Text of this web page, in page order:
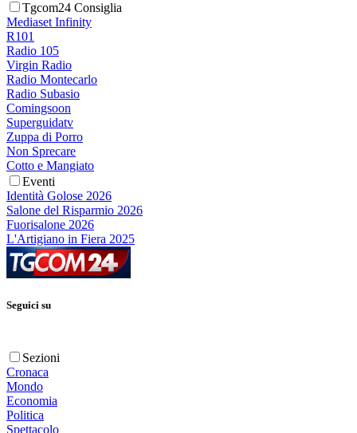
Tgcom24 Consiglia
Mediaset Infinity
R101
Radio 105
Virgin Radio
Radio Montecarlo
Radio Subasio
Comingsoon
Superguidatv
Zuppa di Porro
Non Sprecare
Cotto e Mangiato
Eventi
Identità Golose 2026
Salone del Risparmio 2026
Fuorisalone 2026
L'Artigiano in Fiera 2025
Seguici su
Sezioni
Cronaca
Mondo
Economia
Politica
Spettacolo